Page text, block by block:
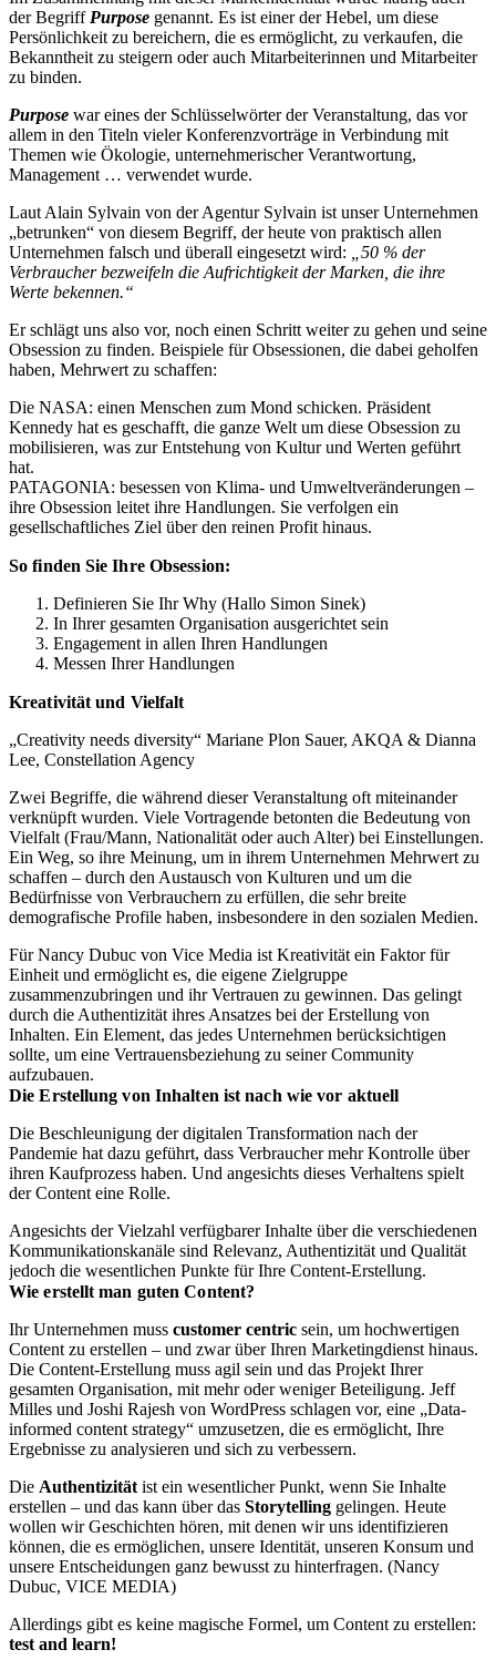
der Begriff Purpose genannt. Es ist einer der Hebel, um diese
Persönlichkeit zu bereichern, die es ermöglicht, zu verkaufen, die
Bekanntheit zu steigern oder auch Mitarbeiterinnen und Mitarbeiter
zu binden.
Purpose war eines der Schlüsselwörter der Veranstaltung, das vor
allem in den Titeln vieler Konferenzvorträge in Verbindung mit
Themen wie Ökologie, unternehmerischer Verantwortung,
Management … verwendet wurde.
Laut Alain Sylvain von der Agentur Sylvain ist unser Unternehmen
„betrunken“ von diesem Begriff, der heute von praktisch allen
Unternehmen falsch und überall eingesetzt wird:
„50 % der
Verbraucher bezweifeln die Aufrichtigkeit der Marken, die ihre
Werte bekennen.“
Er schlägt uns also vor, noch einen Schritt weiter zu gehen und seine
Obsession zu finden. Beispiele für Obsessionen, die dabei geholfen
haben, Mehrwert zu schaffen:
Die NASA: einen Menschen zum Mond schicken. Präsident
Kennedy hat es geschafft, die ganze Welt um diese Obsession zu
mobilisieren, was zur Entstehung von Kultur und Werten geführt
hat.
PATAGONIA: besessen von Klima- und Umweltveränderungen –
ihre Obsession leitet ihre Handlungen. Sie verfolgen ein
gesellschaftliches Ziel über den reinen Profit hinaus.
So finden Sie Ihre Obsession:
Definieren Sie Ihr Why (Hallo Simon Sinek)
In Ihrer gesamten Organisation ausgerichtet sein
Engagement in allen Ihren Handlungen
Messen Ihrer Handlungen
Kreativität und Vielfalt
„Creativity needs diversity“ Mariane Plon Sauer, AKQA & Dianna
Lee, Constellation Agency
Zwei Begriffe, die während dieser Veranstaltung oft miteinander
verknüpft wurden. Viele Vortragende betonten die Bedeutung von
Vielfalt (Frau/Mann, Nationalität oder auch Alter) bei Einstellungen.
Ein Weg, so ihre Meinung, um in ihrem Unternehmen Mehrwert zu
schaffen – durch den Austausch von Kulturen und um die
Bedürfnisse von Verbrauchern zu erfüllen, die sehr breite
demografische Profile haben, insbesondere in den sozialen Medien.
Für Nancy Dubuc von Vice Media ist Kreativität ein Faktor für
Einheit und ermöglicht es, die eigene Zielgruppe
zusammenzubringen und ihr Vertrauen zu gewinnen. Das gelingt
durch die Authentizität ihres Ansatzes bei der Erstellung von
Inhalten. Ein Element, das jedes Unternehmen berücksichtigen
sollte, um eine Vertrauensbeziehung zu seiner Community
aufzubauen.
Die Erstellung von Inhalten ist nach wie vor aktuell
Die Beschleunigung der digitalen Transformation nach der
Pandemie hat dazu geführt, dass Verbraucher mehr Kontrolle über
ihren Kaufprozess haben. Und angesichts dieses Verhaltens spielt
der Content eine Rolle.
Angesichts der Vielzahl verfügbarer Inhalte über die verschiedenen
Kommunikationskanäle sind Relevanz, Authentizität und Qualität
jedoch die wesentlichen Punkte für Ihre Content-Erstellung.
Wie erstellt man guten Content?
Ihr Unternehmen muss customer centric sein, um hochwertigen
Content zu erstellen – und zwar über Ihren Marketingdienst hinaus.
Die Content-Erstellung muss agil sein und das Projekt Ihrer
gesamten Organisation, mit mehr oder weniger Beteiligung. Jeff
Milles und Joshi Rajesh von WordPress schlagen vor, eine „Data-
informed content strategy“ umzusetzen, die es ermöglicht, Ihre
Ergebnisse zu analysieren und sich zu verbessern.
Die Authentizität ist ein wesentlicher Punkt, wenn Sie Inhalte
erstellen – und das kann über das Storytelling gelingen. Heute
wollen wir Geschichten hören, mit denen wir uns identifizieren
können, die es ermöglichen, unsere Identität, unseren Konsum und
unsere Entscheidungen ganz bewusst zu hinterfragen. (Nancy
Dubuc, VICE MEDIA)
Allerdings gibt es keine magische Formel, um Content zu erstellen:
test and learn!